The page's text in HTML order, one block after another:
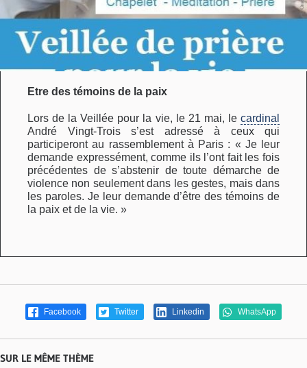
Etre des témoins de la paix
Lors de la Veillée pour la vie, le 21 mai, le cardinal
André Vingt-Trois s’est adressé à ceux qui
participeront au rassemblement à Paris : « Je leur
demande expressément, comme ils l’ont fait les fois
précédentes de s’abstenir de toute démarche de
violence non seulement dans les gestes, mais dans
les paroles. Je leur demande d’être des témoins de
la paix et de la vie. »
Facebook Twitter Linkedin WhatsApp
SUR LE MÊME THÈME